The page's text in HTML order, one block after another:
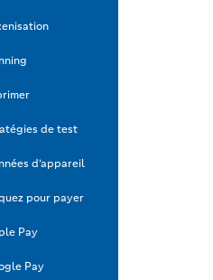
de test
d’appareil
pour payer
Pay
Pay